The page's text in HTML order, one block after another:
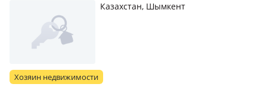
Казахстан, Шымкент
Хозяин недвижимости